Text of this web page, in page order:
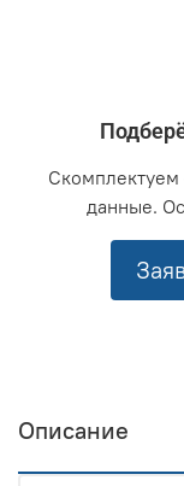
данные.
Описание